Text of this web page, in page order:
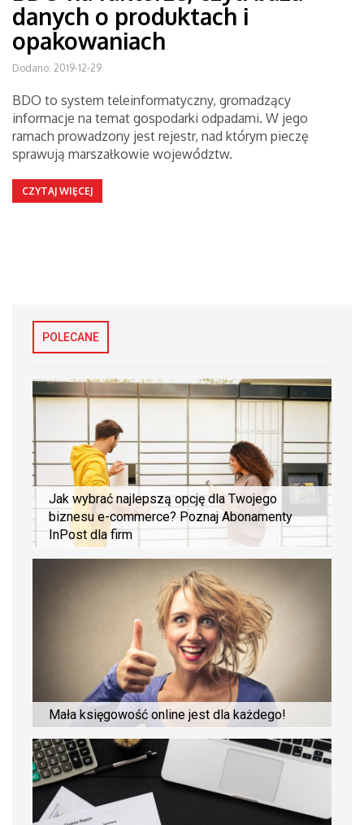
danych o produktach i
opakowaniach
Dodano: 2019-12-29
BDO to system teleinformatyczny, gromadzący
informacje na temat gospodarki odpadami. W jego
ramach prowadzony jest rejestr, nad którym pieczę
sprawują marszałkowie województw.
CZYTAJ WIĘCEJ
POLECANE
Jak wybrać najlepszą opcję dla Twojego
biznesu e-commerce? Poznaj Abonamenty
InPost dla firm
Mała księgowość online jest dla każdego!